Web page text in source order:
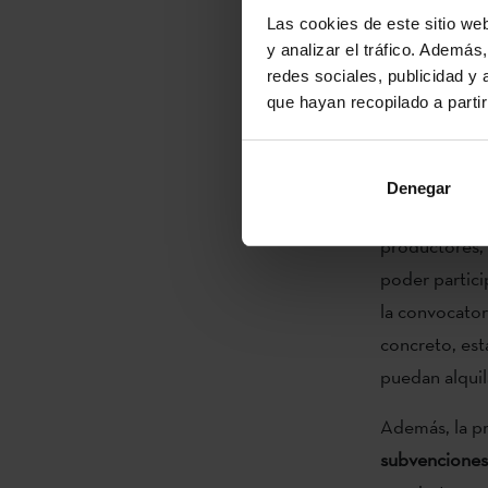
Las cookies de este sitio
y analizar el tráfico.
redes sociales, publicidad y
que hayan recopilado a
Denegar
promoción
objeto de
Euskal
También
convocatoria
(escritores,
productores,
poder
la
concreto,
puedan
Además, la